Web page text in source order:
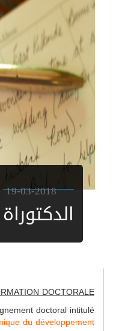
19-03-2018
الدكتوراة
DOCTORALE
doctoral intitulé
du développement"